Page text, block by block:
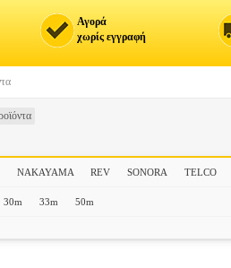
Αγορά
χωρίς εγγραφή
NAKAYAMA REV SONORA TELCO
30m 33m 50m